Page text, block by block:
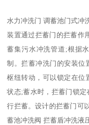
水力冲洗门 调蓄池门式冲
装置通过拦蓄门的拦蓄作
蓄集污水冲洗管道;根据
制。拦蓄冲洗门的安装位
枢纽转动，可以锁定在位
状态;蓄水时，拦蓄门锁
行拦蓄。设计的拦蓄门可
蓄池冲洗阀 拦蓄盾冲洗液